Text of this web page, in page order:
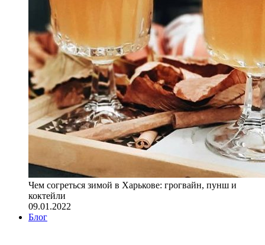
Чем согреться зимой в Харькове: грогвайн, пунш и
коктейли
09.01.2022
Блог